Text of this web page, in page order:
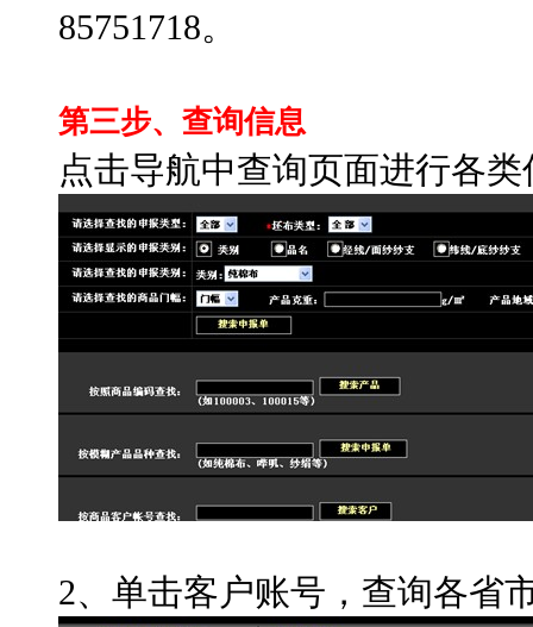
85751718。
第三步、查询信息
点击导航中查询页面进行各
2、单击客户账号，查询各省